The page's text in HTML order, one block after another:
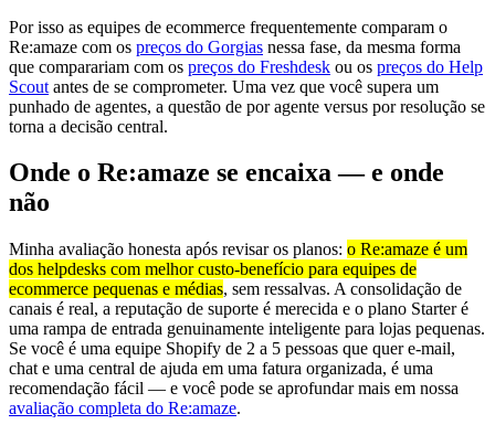
Por isso as equipes de ecommerce frequentemente comparam o
Re:amaze com os preços do Gorgias nessa fase, da mesma forma
que comparariam com os preços do Freshdesk ou os preços do Help
Scout antes de se comprometer. Uma vez que você supera um
punhado de agentes, a questão de por agente versus por resolução se
torna a decisão central.
Onde o Re:amaze se encaixa — e onde
não
Minha avaliação honesta após revisar os planos: o Re:amaze é um
dos helpdesks com melhor custo-benefício para equipes de
ecommerce pequenas e médias, sem ressalvas. A consolidação de
canais é real, a reputação de suporte é merecida e o plano Starter é
uma rampa de entrada genuinamente inteligente para lojas pequenas.
Se você é uma equipe Shopify de 2 a 5 pessoas que quer e-mail,
chat e uma central de ajuda em uma fatura organizada, é uma
recomendação fácil — e você pode se aprofundar mais em nossa
avaliação completa do Re:amaze.